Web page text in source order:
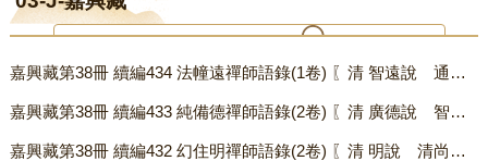
您当前位置： 首页-数字经阁-03-J-嘉興藏
嘉興藏第38冊 續編434 法幢遠禪師語錄(1卷) 〖清 智遠說 通慧等編 弘源序（依駒本印）〗 .txt
嘉興藏第38冊 續編433 純備德禪師語錄(2卷) 〖清 廣德說 智遠等編（依駒本印）〗 .txt
嘉興藏第38冊 續編432 幻住明禪師語錄(2卷) 〖清 明說 清尚等編（依駒本印）〗 .txt